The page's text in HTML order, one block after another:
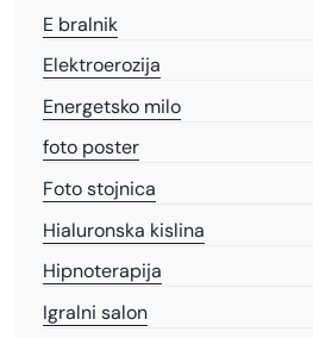
E bralnik
Elektroerozija
Energetsko milo
foto poster
Foto stojnica
Hialuronska kislina
Hipnoterapija
Igralni salon